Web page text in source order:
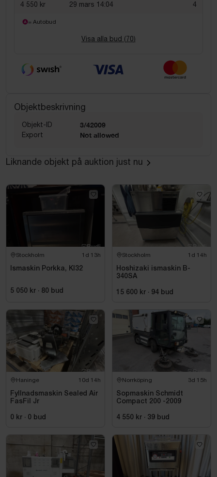
4 550 kr 29 mars 14:04 4
= Autobud
Visa alla bud (70)
Objektbeskrivning
Objekt-ID 3/42009
Export Not allowed
Liknande objekt på auktion just nu
Stockholm 1d 13h
Ismaskin Porkka, Kl32
5 050 kr · 80 bud
Stockholm 1d 14h
Hoshizaki ismaskin B-
340SA
15 600 kr · 94 bud
Haninge 10d 14h
Fyllnadsmaskin Sealed Air
FasFil Jr
0 kr · 0 bud
Norrköping 3d 15h
Sopmaskin Schmidt
Compact 200 -2009
4 550 kr · 39 bud